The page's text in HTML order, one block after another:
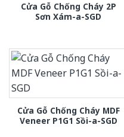
Cửa Gỗ Chống Cháy 2P
Sơn Xám-a-SGD
Cửa Gỗ Chống Cháy MDF
Veneer P1G1 Sồi-a-SGD